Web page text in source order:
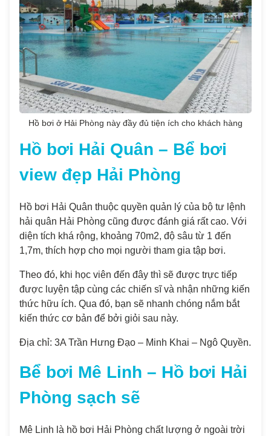
Hồ bơi ở Hải Phòng này đầy đủ tiện ích cho khách hàng
Hồ bơi Hải Quân – Bể bơi
view đẹp Hải Phòng
Hồ bơi Hải Quân thuộc quyền quản lý của bộ tư lệnh
hải quân Hải Phòng cũng được đánh giá rất cao. Với
diện tích khá rộng, khoảng 70m2, độ sâu từ 1 đến
1,7m, thích hợp cho mọi người tham gia tập bơi.
Theo đó, khi học viên đến đây thì sẽ được trực tiếp
được luyện tập cùng các chiến sĩ và nhận những kiến
thức hữu ích. Qua đó, bạn sẽ nhanh chóng nắm bắt
kiến thức cơ bản để bởi giỏi sau này.
Địa chỉ: 3A Trần Hưng Đạo – Minh Khai – Ngô Quyền.
Bể bơi Mê Linh – Hồ bơi Hải
Phòng sạch sẽ
Mê Linh là hồ bơi Hải Phòng chất lượng ở ngoài trời